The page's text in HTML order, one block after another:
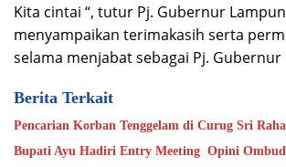
Kita cintai “, tutur Pj. Gubernur
menyampaikan terimakasih serta
selama menjabat sebagai Pj. Gubernur
Berita Terkait
Bupati Ayu Hadiri Entry Meeting Opini